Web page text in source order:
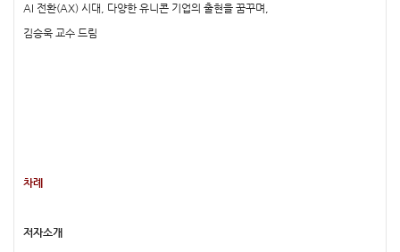
AI 전환(AX) 시대, 다양한 유니콘 기업의 출현을 꿈꾸며,
김승욱 교수 드림
차례
저자소개